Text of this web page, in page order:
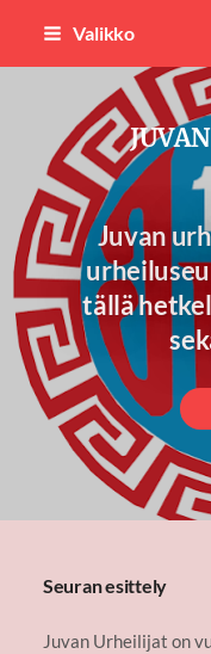
Siirry
Valikko
Juvan
tällä
Seuran esittely
Juvan Urheilijat on